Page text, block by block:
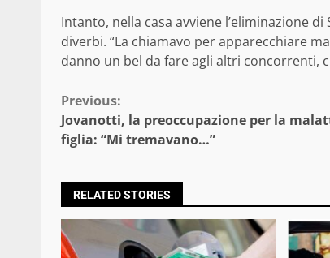
Intanto, nella casa avviene l’eliminazione
diverbi. “La chiamavo per apparecchiare
danno un bel da fare agli altri concorrenti,
Continue
Reading
Previous:
Jovanotti, la preoccupazione per la
figlia: “Mi tremavano…”
RELATED STORIES